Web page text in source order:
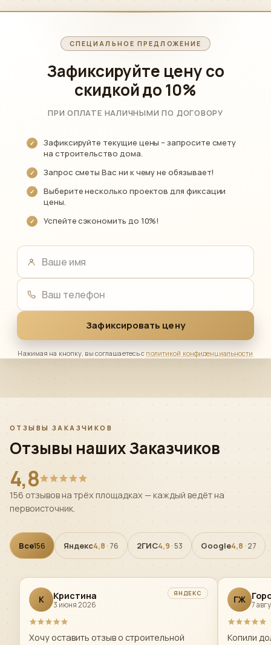
СПЕЦИАЛЬНОЕ ПРЕДЛОЖЕНИЕ
Зафиксируйте цену со
скидкойдо 10%
ПРИ ОПЛАТЕ НАЛИЧНЫМИ ПО ДОГОВОРУ
Зафиксируйте текущие цены – запросите смету
на строительство дома.
Запрос сметы Вас ни к чему не обязывает!
Выберите несколько проектов для фиксации
цены.
Успейте сэкономить до 10%!
Ваше имя
Ваш телефон
Зафиксировать цену
Нажимая на кнопку, вы соглашаетесь с политикой конфиденциальности
ОТЗЫВЫ ЗАКАЗЧИКОВ
Отзывы наших Заказчиков
4,8
156 отзывов на трёх площадках — каждый ведёт на
первоисточник.
Все156 Яндекс4,8 · 76 2ГИС4,9 · 53 Google4,8 · 27
К Кристина
3 июня 2026
ЯНДЕКС
Хочу оставить отзыв о строительной
ГЖ 7
Копили